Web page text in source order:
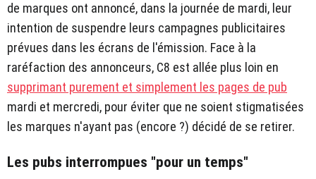
de marques ont annoncé, dans la journée de mardi, leur
intention de suspendre leurs campagnes publicitaires
prévues dans les écrans de l'émission. Face à la
raréfaction des annonceurs, C8 est allée plus loin en
supprimant purement et simplement les pages de pub
mardi et mercredi, pour éviter que ne soient stigmatisées
les marques n'ayant pas (encore ?) décidé de se retirer.
Les pubs interrompues "pour un temps"